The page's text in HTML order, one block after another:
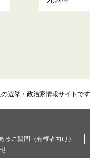
選挙・政治家情報サイトです
るご質問（有権者向け）